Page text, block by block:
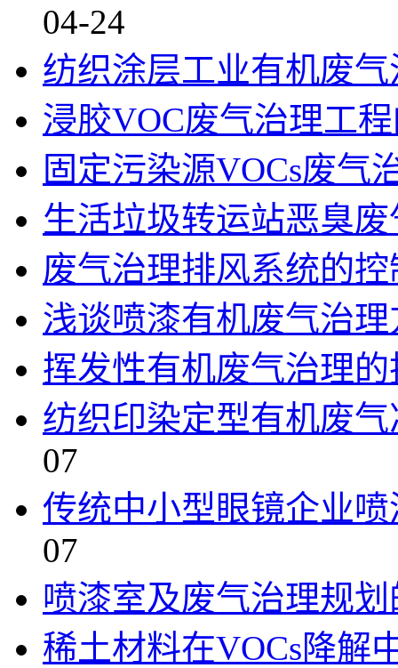
04-24
纺织涂层工业有机废
浸胶VOC废气治理工
固定污染源VOCs废气
生活垃圾转运站恶臭
废气治理排风系统的
浅谈喷漆有机废气治理
挥发性有机废气治理
纺织印染定型有机废
07
传统中小型眼镜企业
07
喷漆室及废气治理规
稀土材料在VOCs降解